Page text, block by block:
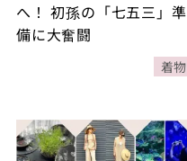
へ！ 初孫の「七五三」準
備に大奮闘
着物